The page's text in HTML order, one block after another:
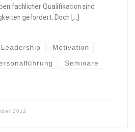
fachlicher Qualifikation sind
gefordert. Doch […]
Leadership Motivation
Seminare
2012